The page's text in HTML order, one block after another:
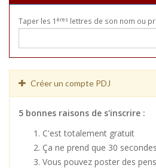
Taper les 1 ères lettres de son nom ou
Créer un compte PDJ
5 bonnes raisons de s'inscrire :
C'est totalement gratuit
Ça ne prend que 30 secondes
Vous pouvez poster des